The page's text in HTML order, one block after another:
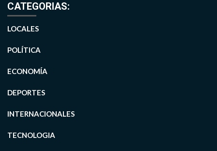
CATEGORIAS:
LOCALES
POLÍTICA
ECONOMÍA
DEPORTES
INTERNACIONALES
TECNOLOGIA